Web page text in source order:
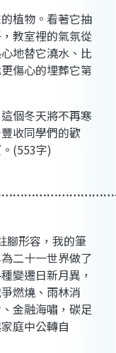
植物。看著它抽
教室裡的氣氛從
地替它澆水、比
傷心的埋葬它第
個冬天將不再寒
收同學們的歡
(553字)
腳形容，我的筆
二十一世界做了
變遷日新月異，
燃燒、雨林消
金融海嘯，碳足
庭中公轉自